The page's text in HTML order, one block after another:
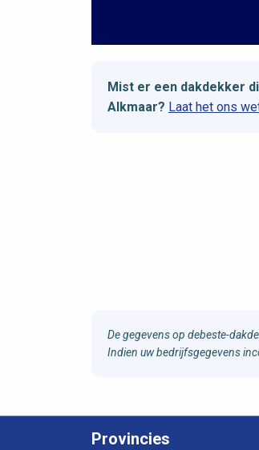
Mist er een dakdekker
Alkmaar? Laat het ons
De gegevens op debeste-
Indien uw bedrijfsgegevens
Provincies